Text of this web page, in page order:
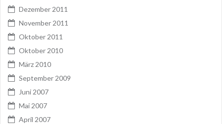
Dezember 2011
November 2011
Oktober 2011
Oktober 2010
März 2010
September 2009
Juni 2007
Mai 2007
April 2007